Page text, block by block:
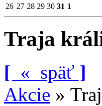
26 27 28 29 30 31 1
Traja
[ « späť ]
Akcie »